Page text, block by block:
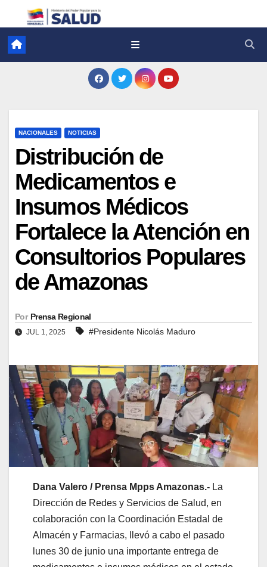
NACIONALES NOTICIAS
Distribución de
Medicamentos e
Insumos Médicos
Fortalece la Atención en
Consultorios Populares
de Amazonas
Por Prensa Regional
JUL 1, 2025 #Presidente Nicolás Maduro
Dana Valero / Prensa Mpps Amazonas.- La
Dirección de Redes y Servicios de Salud, en
colaboración con la Coordinación Estadal de
Almacén y Farmacias, llevó a cabo el pasado
lunes 30 de junio una importante entrega de